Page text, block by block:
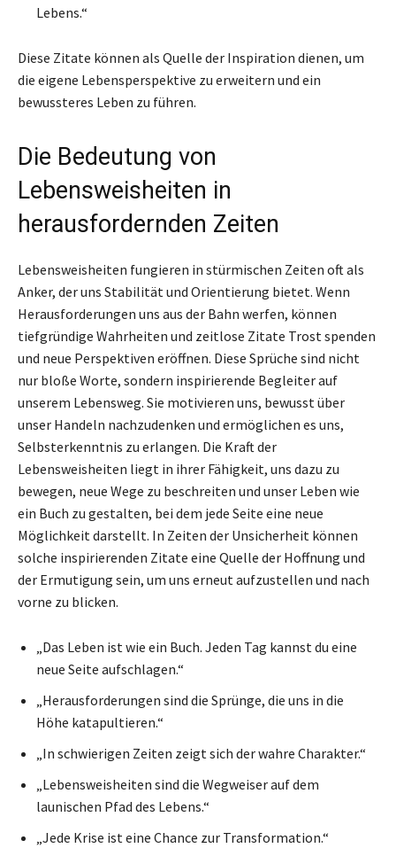
Lebens.“
Diese Zitate können als Quelle der Inspiration dienen, um
die eigene Lebensperspektive zu erweitern und ein
bewussteres Leben zu führen.
Die Bedeutung von
Lebensweisheiten in
herausfordernden Zeiten
Lebensweisheiten fungieren in stürmischen Zeiten oft als
Anker, der uns Stabilität und Orientierung bietet. Wenn
Herausforderungen uns aus der Bahn werfen, können
tiefgründige Wahrheiten und zeitlose Zitate Trost spenden
und neue Perspektiven eröffnen. Diese Sprüche sind nicht
nur bloße Worte, sondern inspirierende Begleiter auf
unserem Lebensweg. Sie motivieren uns, bewusst über
unser Handeln nachzudenken und ermöglichen es uns,
Selbsterkenntnis zu erlangen. Die Kraft der
Lebensweisheiten liegt in ihrer Fähigkeit, uns dazu zu
bewegen, neue Wege zu beschreiten und unser Leben wie
ein Buch zu gestalten, bei dem jede Seite eine neue
Möglichkeit darstellt. In Zeiten der Unsicherheit können
solche inspirierenden Zitate eine Quelle der Hoffnung und
der Ermutigung sein, um uns erneut aufzustellen und nach
vorne zu blicken.
„Das Leben ist wie ein Buch. Jeden Tag kannst du eine
neue Seite aufschlagen.“
„Herausforderungen sind die Sprünge, die uns in die
Höhe katapultieren.“
„In schwierigen Zeiten zeigt sich der wahre Charakter.“
„Lebensweisheiten sind die Wegweiser auf dem
launischen Pfad des Lebens.“
„Jede Krise ist eine Chance zur Transformation.“